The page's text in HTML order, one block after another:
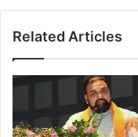
के
गिरफ्तार
Related Articles